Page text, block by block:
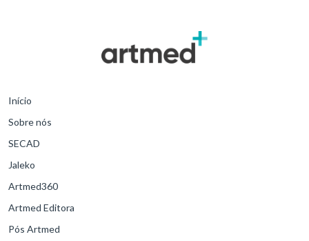
Início
Sobre nós
SECAD
Jaleko
Artmed360
Artmed Editora
Pós Artmed